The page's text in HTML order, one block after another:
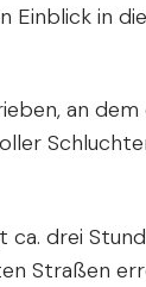
in
an
ca. drei
Straßen